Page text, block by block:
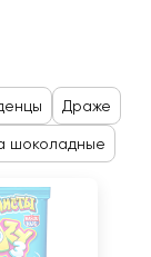
Драже
шоколадные